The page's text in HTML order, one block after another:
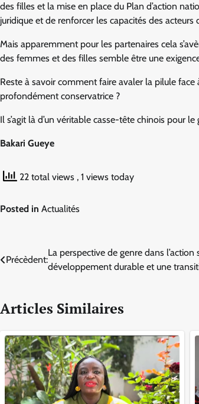
des filles et la mise en place du Plan d’action
juridique et de renforcer les capacités des acteurs
Mais apparemment pour les partenaires cela
des femmes et des filles semble être une
Reste à savoir comment faire avaler la pilule
profondément conservatrice ?
Il s’agit là d’un véritable casse-tête chinois pour
Bakari Gueye
22 total views , 1 views today
Posted in Actualités
Navigation
l’article
Précèdent:
La perspective de genre dans
développement durable et une
Articles Similaires